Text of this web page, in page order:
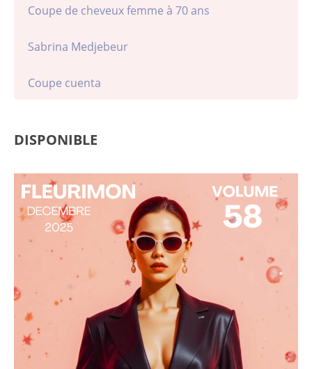
Coupe de cheveux femme à 70 ans
Sabrina Medjebeur
Coupe cuenta
DISPONIBLE